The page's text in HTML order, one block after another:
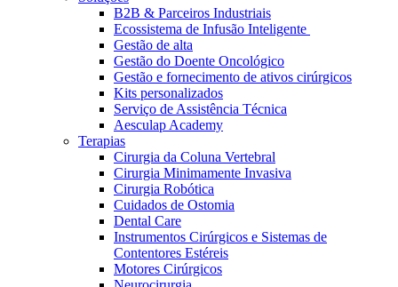
Catálogo de Produtos
Encontre o produto que procura. Visite o catálogo de produtos
da B. Braun com o nosso portfólio completo.
Centro de Inovação
Vamos impulsionar juntos a inovação na tecnologia médica.
Saiba mais sobre o nosso centro de inovação e apresente a sua
B2B & Parceiros Industriais
Ecossistema de Infusão Inteligente
Gestão de alta
Gestão do Doente Oncológico
Gestão e fornecimento de ativos cirúrgicos
Kits personalizados
Serviço de Assistência Técnica
Aesculap Academy
Terapias
Cirurgia da Coluna Vertebral
Cirurgia Minimamente Invasiva
Cirurgia Robótica
Cuidados de Ostomia
Dental Care
Instrumentos Cirúrgicos e Sistemas de
Contentores Estéreis
Motores Cirúrgicos